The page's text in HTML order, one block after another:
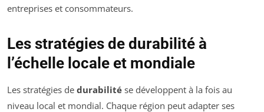
entreprises et consommateurs.
Les stratégies de durabilité à
l’échelle locale et mondiale
Les stratégies de durabilité se développent à la fois au
niveau local et mondial. Chaque région peut adapter ses